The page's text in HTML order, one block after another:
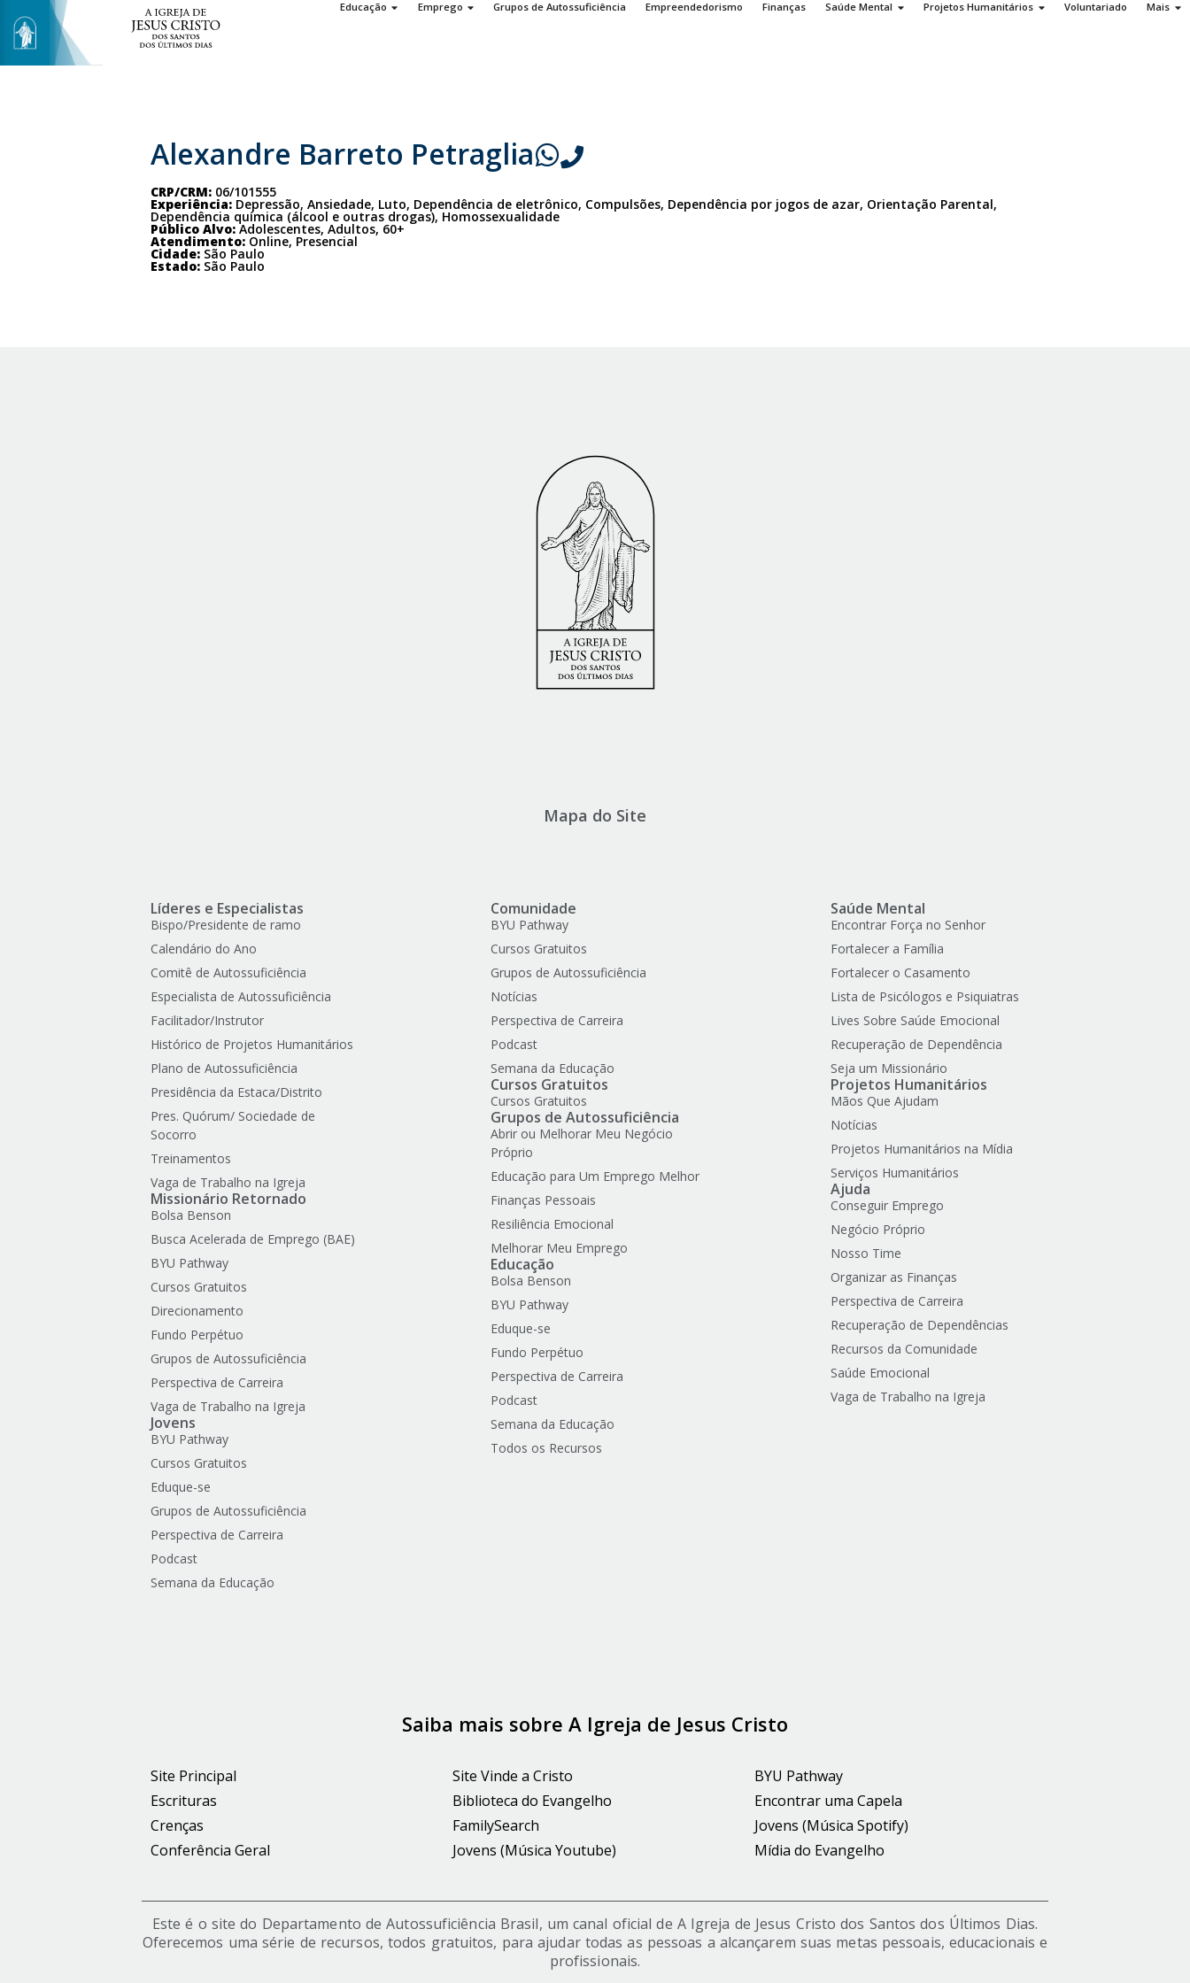
Educação Emprego Grupos de Autossuficiência Empreendedorismo Finanças Saúde Mental Projetos Humanitários Voluntariado Mais
Alexandre Barreto Petraglia
CRP/CRM: 06/101555
Experiência: Depressão, Ansiedade, Luto, Dependência de eletrônico, Compulsões, Dependência por jogos de azar, Orientação Parental,
Dependência química (álcool e outras drogas), Homossexualidade
Público Alvo: Adolescentes, Adultos, 60+
Atendimento: Online, Presencial
Cidade: São Paulo
Estado: São Paulo
Mapa do Site
Líderes e Especialistas
Bispo/Presidente de ramo
Calendário do Ano
Comitê de Autossuficiência
Especialista de Autossuficiência
Facilitador/Instrutor
Histórico de Projetos Humanitários
Plano de Autossuficiência
Presidência da Estaca/Distrito
Pres. Quórum/ Sociedade de
Socorro
Treinamentos
Vaga de Trabalho na Igreja
Missionário Retornado
Bolsa Benson
Busca Acelerada de Emprego (BAE)
BYU Pathway
Cursos Gratuitos
Direcionamento
Fundo Perpétuo
Grupos de Autossuficiência
Perspectiva de Carreira
Vaga de Trabalho na Igreja
Jovens
BYU Pathway
Cursos Gratuitos
Eduque-se
Grupos de Autossuficiência
Perspectiva de Carreira
Podcast
Semana da Educação
Comunidade
BYU Pathway
Cursos Gratuitos
Grupos de Autossuficiência
Notícias
Perspectiva de Carreira
Podcast
Semana da Educação
Cursos Gratuitos
Cursos Gratuitos
Grupos de Autossuficiência
Abrir ou Melhorar Meu Negócio
Próprio
Educação para Um Emprego Melhor
Finanças Pessoais
Resiliência Emocional
Melhorar Meu Emprego
Educação
Bolsa Benson
BYU Pathway
Eduque-se
Fundo Perpétuo
Perspectiva de Carreira
Podcast
Semana da Educação
Todos os Recursos
Saúde Mental
Encontrar Força no Senhor
Fortalecer a Família
Fortalecer o Casamento
Lista de Psicólogos e Psiquiatras
Lives Sobre Saúde Emocional
Recuperação de Dependência
Seja um Missionário
Projetos Humanitários
Mãos Que Ajudam
Notícias
Projetos Humanitários na Mídia
Serviços Humanitários
Ajuda
Conseguir Emprego
Negócio Próprio
Nosso Time
Organizar as Finanças
Perspectiva de Carreira
Recuperação de Dependências
Recursos da Comunidade
Saúde Emocional
Vaga de Trabalho na Igreja
Saiba mais sobre A Igreja de Jesus Cristo
Site Principal
Escrituras
Crenças
Conferência Geral
Site Vinde a Cristo
Biblioteca do Evangelho
FamilySearch
Jovens (Música Youtube)
BYU Pathway
Encontrar uma Capela
Jovens (Música Spotify)
Mídia do Evangelho
Este é o site do Departamento de Autossuficiência Brasil, um canal oficial de A Igreja de Jesus Cristo dos Santos dos Últimos Dias.
Oferecemos uma série de recursos, todos gratuitos, para ajudar todas as pessoas a alcançarem suas metas pessoais, educacionais e
profissionais.